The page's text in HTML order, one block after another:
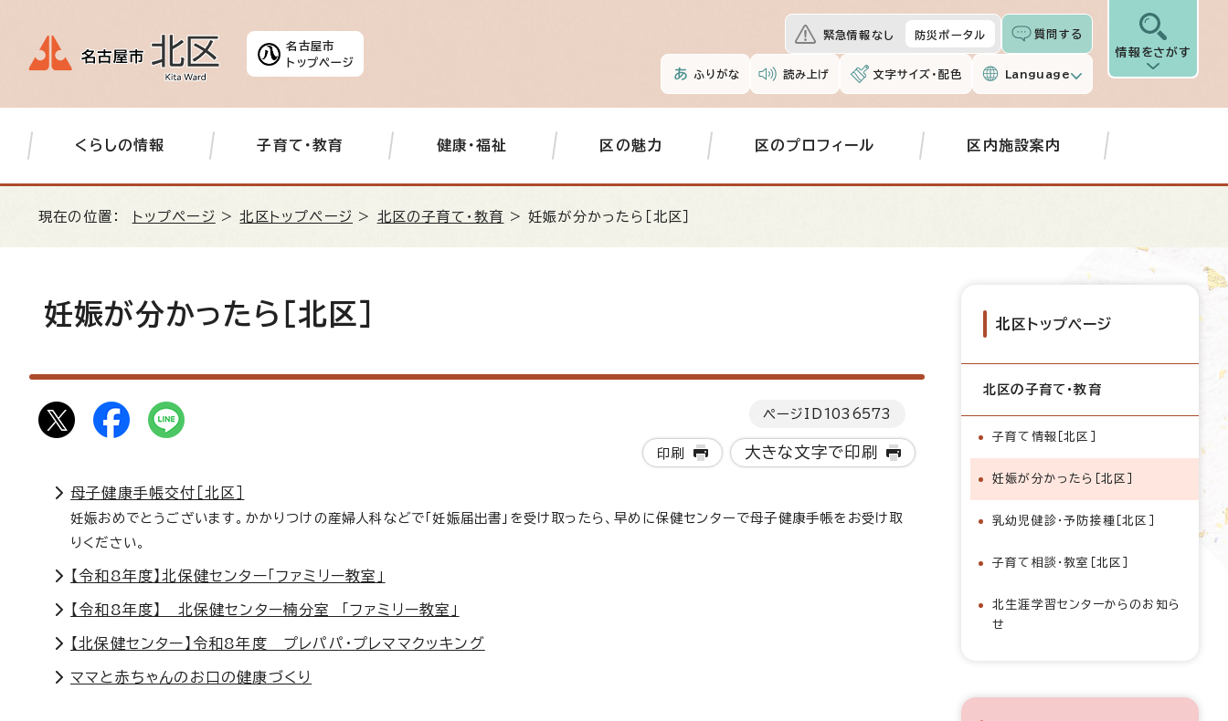
名古屋市
トップページ
緊急情報なし 防災ポータル 質問する
ふりがな 読み上げ 文字サイズ・配色 Language
情報をさがす
くらしの情報 子育て・教育 健康・福祉 区の魅力 区のプロフィール 区内施設案内
現在の位置： トップページ >北区トップページ > 北区の子育て・教育 > 妊娠が分かったら［北区］
妊娠が分かったら［北区］
ページID 1036573
印刷 大きな文字で印刷
母子健康手帳交付［北区］
妊娠おめでとうございます。かかりつけの産婦人科などで「妊娠届出書」を受け取ったら、早めに保健センターで母子健康手帳をお受け取
りください。
【令和8年度】北保健センター「ファミリー教室」
【令和8年度】 北保健センター楠分室 「ファミリー教室」
【北保健センター】令和8年度 プレパパ・プレママクッキング
ママと赤ちゃんのお口の健康づくり
北区トップページ
北区の子育て・教育
子育て情報［北区］
妊娠が分かったら［北区］
乳幼児健診・予防接種［北区］
子育て相談・教室［北区］
北生涯学習センターからのお知ら
せ